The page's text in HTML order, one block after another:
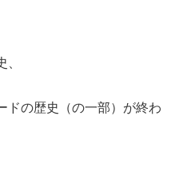
ドの歴史（の一部）が終わ